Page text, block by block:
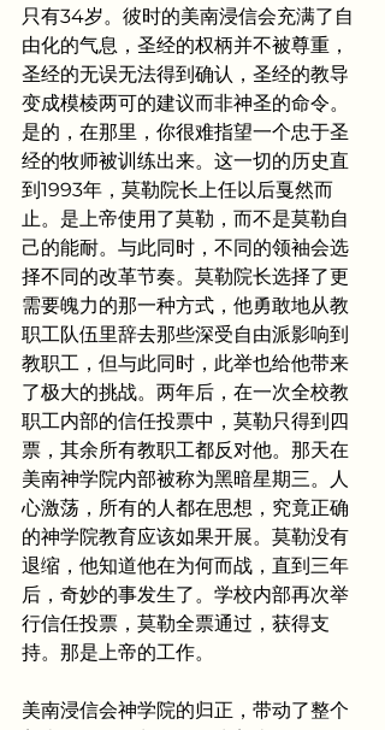
只有34岁。彼时的美南浸信会充满了自
由化的气息，圣经的权柄并不被尊重，
圣经的无误无法得到确认，圣经的教导
变成模棱两可的建议而非神圣的命令。
是的，在那里，你很难指望一个忠于圣
经的牧师被训练出来。这一切的历史直
到1993年，莫勒院长上任以后戛然而
止。是上帝使用了莫勒，而不是莫勒自
己的能耐。与此同时，不同的领袖会选
择不同的改革节奏。莫勒院长选择了更
需要魄力的那一种方式，他勇敢地从教
职工队伍里辞去那些深受自由派影响到
教职工，但与此同时，此举也给他带来
了极大的挑战。两年后，在一次全校教
职工内部的信任投票中，莫勒只得到四
票，其余所有教职工都反对他。那天在
美南神学院内部被称为黑暗星期三。人
心激荡，所有的人都在思想，究竟正确
的神学院教育应该如果开展。莫勒没有
退缩，他知道他在为何而战，直到三年
后，奇妙的事发生了。学校内部再次举
行信任投票，莫勒全票通过，获得支
持。那是上帝的工作。
美南浸信会神学院的归正，带动了整个